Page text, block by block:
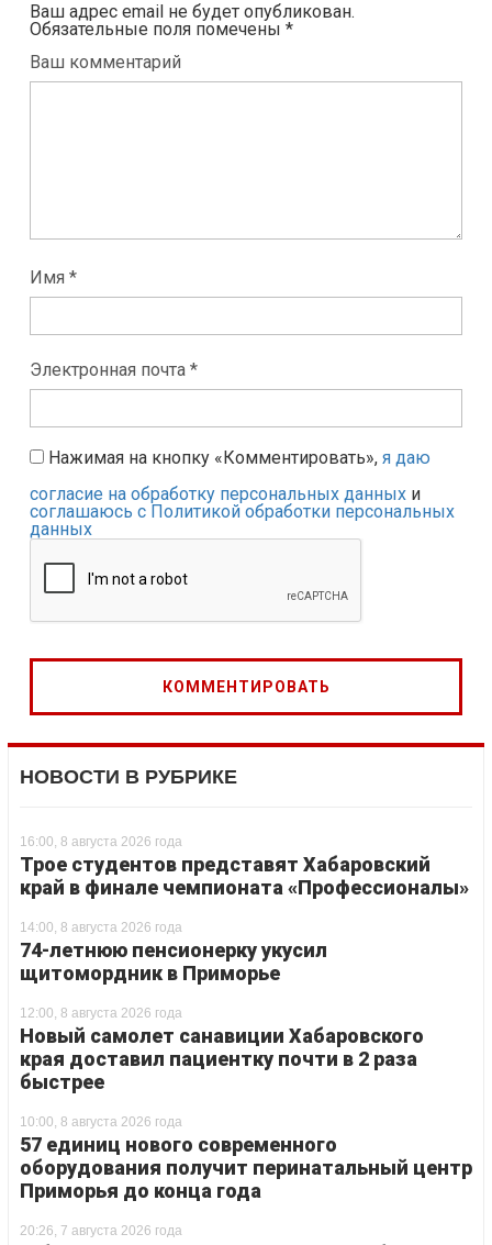
Ваш адрес email не будет опубликован.
Обязательные поля помечены *
Ваш комментарий
Имя *
Электронная почта *
Нажимая на кнопку «Комментировать», я даю
согласие на обработку персональных данных и
соглашаюсь с Политикой обработки персональных
данных
НОВОСТИ В РУБРИКЕ
16:00, 8 августа 2026 года
Трое студентов представят Хабаровский
край в финале чемпионата «Профессионалы»
14:00, 8 августа 2026 года
74-летнюю пенсионерку укусил
щитомордник в Приморье
12:00, 8 августа 2026 года
Новый самолет санавиции Хабаровского
края доставил пациентку почти в 2 раза
быстрее
10:00, 8 августа 2026 года
57 единиц нового современного
оборудования получит перинатальный центр
Приморья до конца года
20:26, 7 августа 2026 года